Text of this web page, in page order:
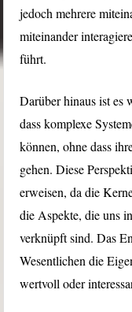
jedoch mehrere
miteinander
führt.
Darüber hinaus ist es
dass komplexe
können, ohne dass
gehen. Diese
erweisen, da die
die Aspekte, die uns
verknüpft sind. Das
Wesentlichen die
wertvoll oder